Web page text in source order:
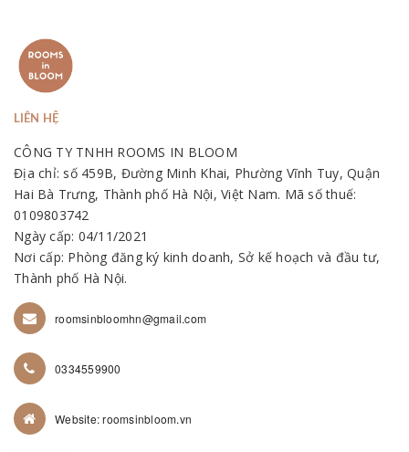
LIÊN HỆ
CÔNG TY TNHH ROOMS IN BLOOM
Địa chỉ: số 459B, Đường Minh Khai, Phường Vĩnh Tuy, Quận
Hai Bà Trưng, Thành phố Hà Nội, Việt Nam. Mã số thuế:
0109803742
Ngày cấp: 04/11/2021
Nơi cấp: Phòng đăng ký kinh doanh, Sở kế hoạch và đầu tư,
Thành phố Hà Nội.
roomsinbloomhn@gmail.com
0334559900
Website: roomsinbloom.vn